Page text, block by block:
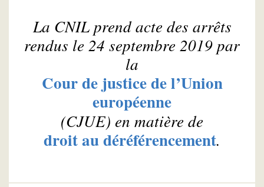
La CNIL prend acte des arrêts
rendus le 24 septembre 2019 par
la
Cour de justice de l’Union
européenne
(CJUE) en matière de
droit au déréférencement.